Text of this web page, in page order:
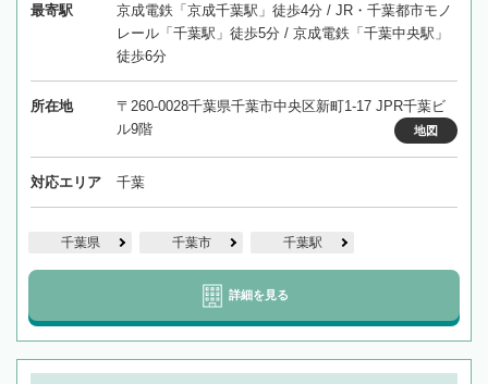
最寄駅
京成電鉄「京成千葉駅」徒歩4分 / JR・千葉都市モノ
レール「千葉駅」徒歩5分 / 京成電鉄「千葉中央駅」
徒歩6分
所在地
〒260-0028千葉県千葉市中央区新町1-17 JPR千葉ビ
ル9階
地図
対応エリア 千葉
千葉県 千葉市 千葉駅
詳細を見る